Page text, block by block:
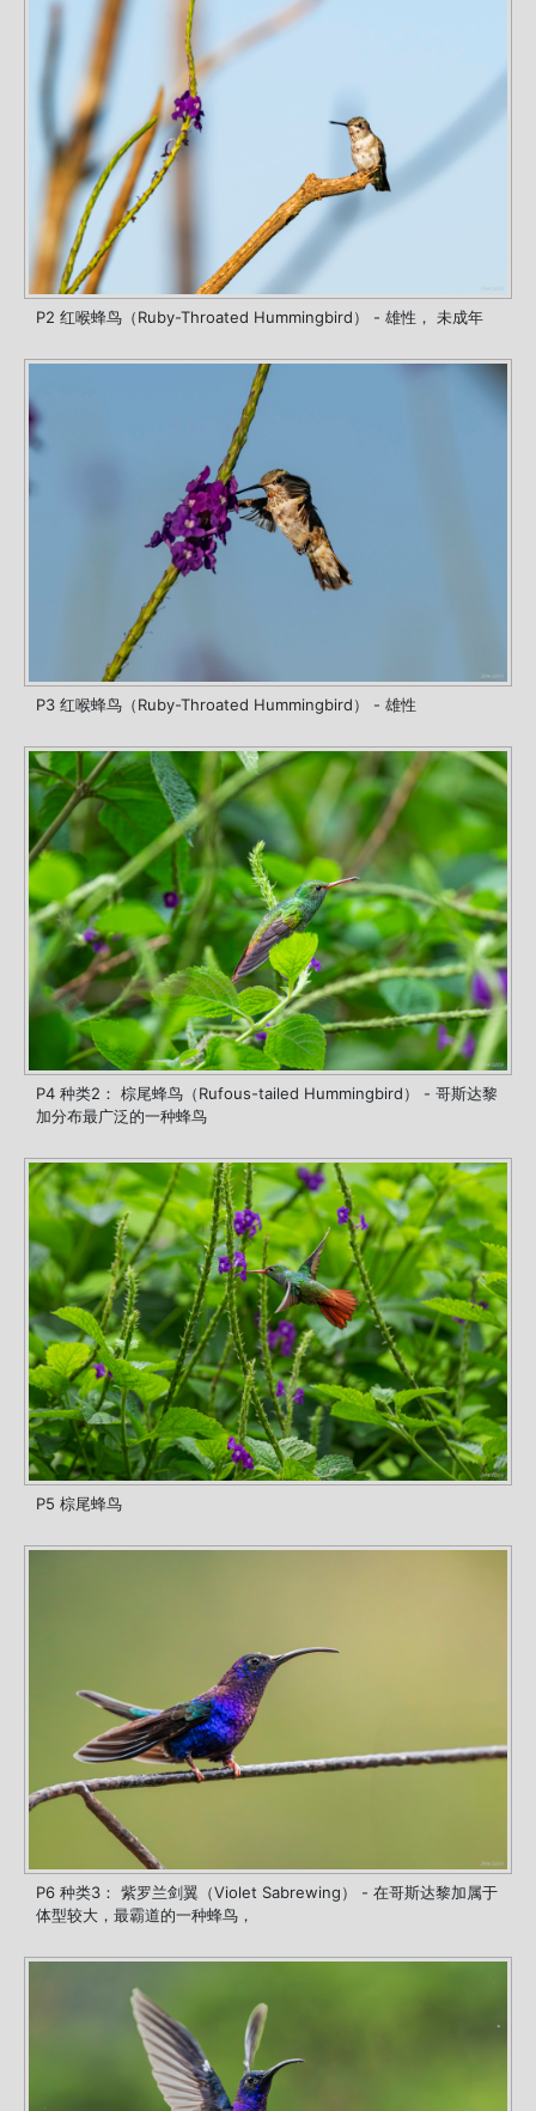
P2 红喉蜂鸟（Ruby-Throated Hummingbird） - 雄性， 未成年
P3 红喉蜂鸟（Ruby-Throated Hummingbird） - 雄性
P4 种类2： 棕尾蜂鸟（Rufous-tailed Hummingbird） - 哥斯达黎
加分布最广泛的一种蜂鸟
P5 棕尾蜂鸟
P6 种类3： 紫罗兰剑翼（Violet Sabrewing） - 在哥斯达黎加属于
体型较大，最霸道的一种蜂鸟，